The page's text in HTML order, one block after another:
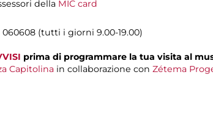
della MIC card
060608 (tutti i giorni 9.00-19.00)
prima di programmare la tua visita al
Capitolina in collaborazione con Zétema